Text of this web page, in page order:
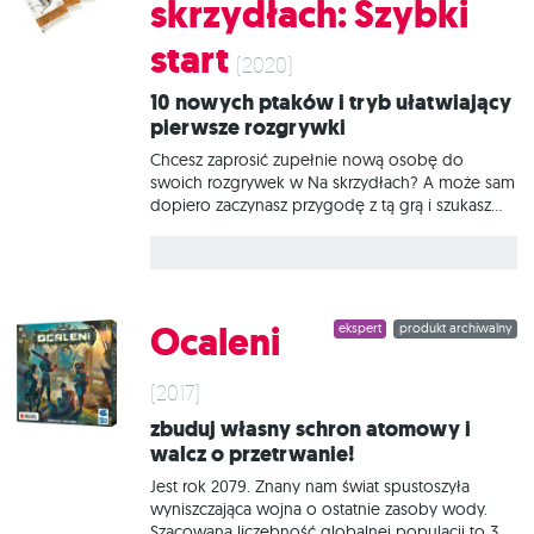
technologiczna oraz wszelkie aspekty wiedzy to
domena Psilonów. Mrrshanie, Bulrathi i Alkari
wolą rozwiązywać problemy, wchodząc na
wojenną ścieżkę. Darlokowie i Meklarzy
przeszukują najdalsze zakątki galaktyki, natomiast
Ludzie osiągają swoje cele, polegając na
dyplomacji. Ty zaś, jako przywódca jednej z tych
skrzydłach: Szybki
start (2020)
10 nowych ptaków i tryb ułatwiający
pierwsze rozgrywki
Chcesz zaprosić zupełnie nową osobę do
swoich rozgrywek w Na skrzydłach? A może sam
dopiero zaczynasz przygodę z tą grą i szukasz
przez pierwsze 4 tury pierwszej rundy i ułatwią
rozpoczęcie zabawy. Karty z tego dodatku
podstawowej i wykorzystać w kolejnych
rozgrywkach. Czym jest Na skrzydłach? To
przepięknie ilustrowana gra ekonomiczna, w
której uczestnicy tworzą własne rezerwaty,
będące ostoją dla różnorodnych gatunków
ptaków. Każdy kolejny
produkt archiwalny
ekspert
Ocaleni
(2017)
Zbuduj własny schron atomowy i
walcz o przetrwanie!
Jest rok 2079. Znany nam świat spustoszyła
wyniszczająca wojna o ostatnie zasoby wody.